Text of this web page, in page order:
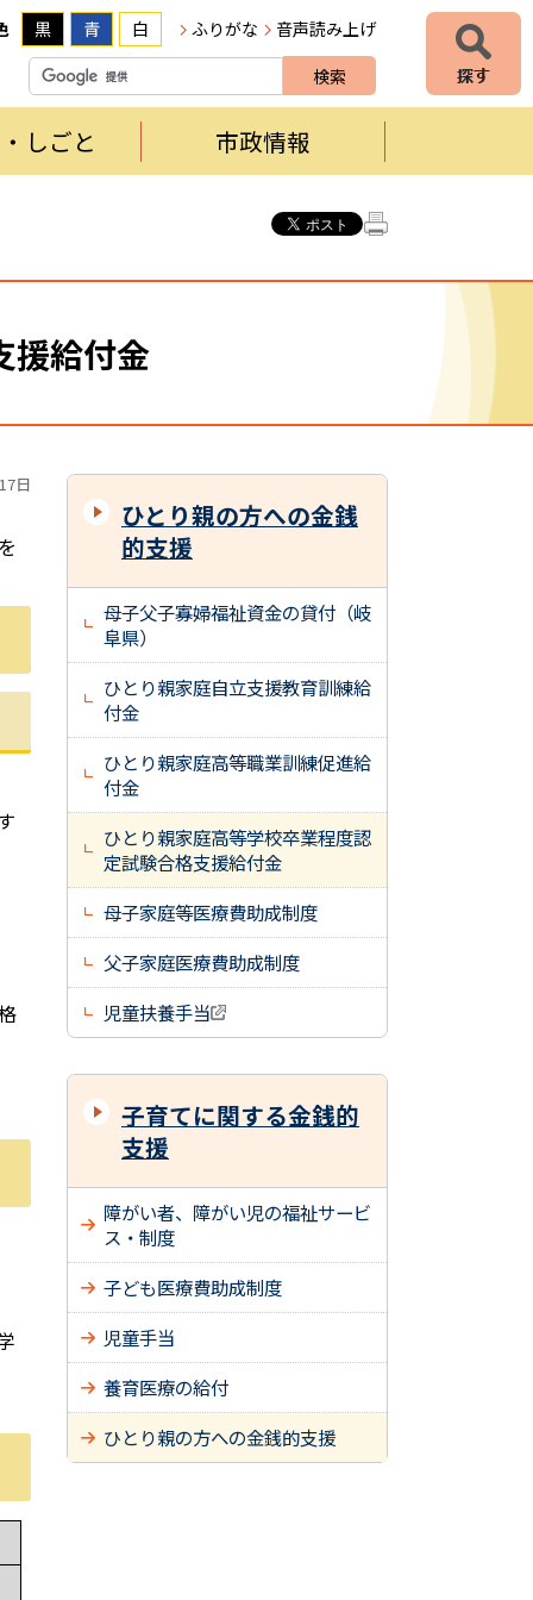
黒 青 白 ふりがな 音声読み上げ
しごと 市政情報
援給付金
日
ひとり親の方への金銭
的支援
母子父子寡婦福祉資金の貸付（岐
阜県）
ひとり親家庭自立支援教育訓練給
付金
ひとり親家庭高等職業訓練促進給
付金
ひとり親家庭高等学校卒業程度認
定試験合格支援給付金
母子家庭等医療費助成制度
父子家庭医療費助成制度
児童扶養手当
子育てに関する金銭的
支援
障がい者、障がい児の福祉サービ
ス・制度
子ども医療費助成制度
児童手当
養育医療の給付
ひとり親の方への金銭的支援